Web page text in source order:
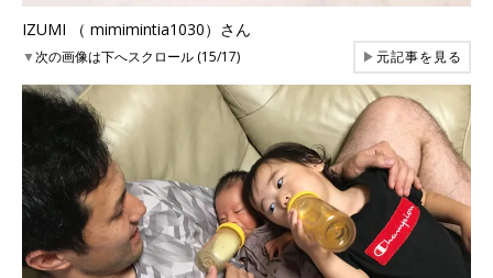
IZUMI （ mimimintia1030）さん
▼次の画像は下へスクロール (15/17) ▶元記事を見る